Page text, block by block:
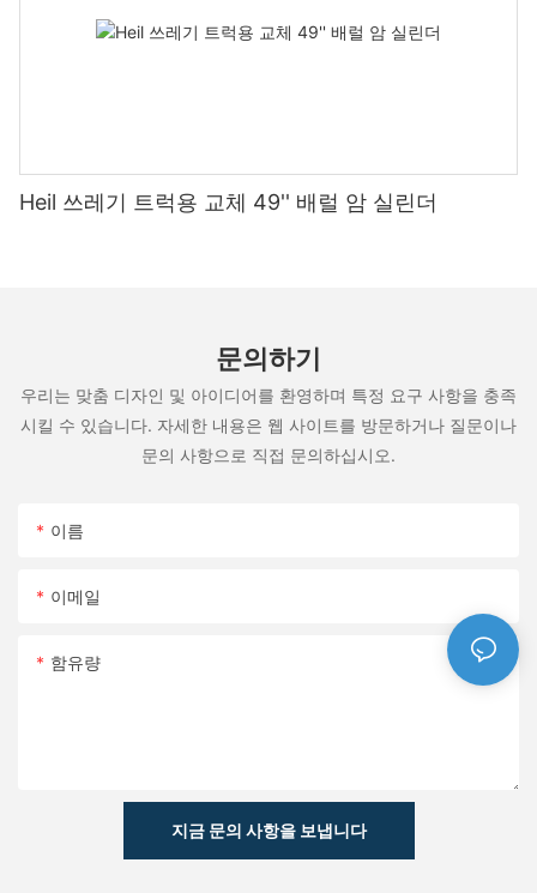
Heil 쓰레기 트럭용 교체 49'' 배럴 암 실린더
문의하기
우리는 맞춤 디자인 및 아이디어를 환영하며 특정 요구 사항을 충족
시킬 수 있습니다. 자세한 내용은 웹 사이트를 방문하거나 질문이나
문의 사항으로 직접 문의하십시오.
이름
이메일
함유량
지금 문의 사항을 보냅니다